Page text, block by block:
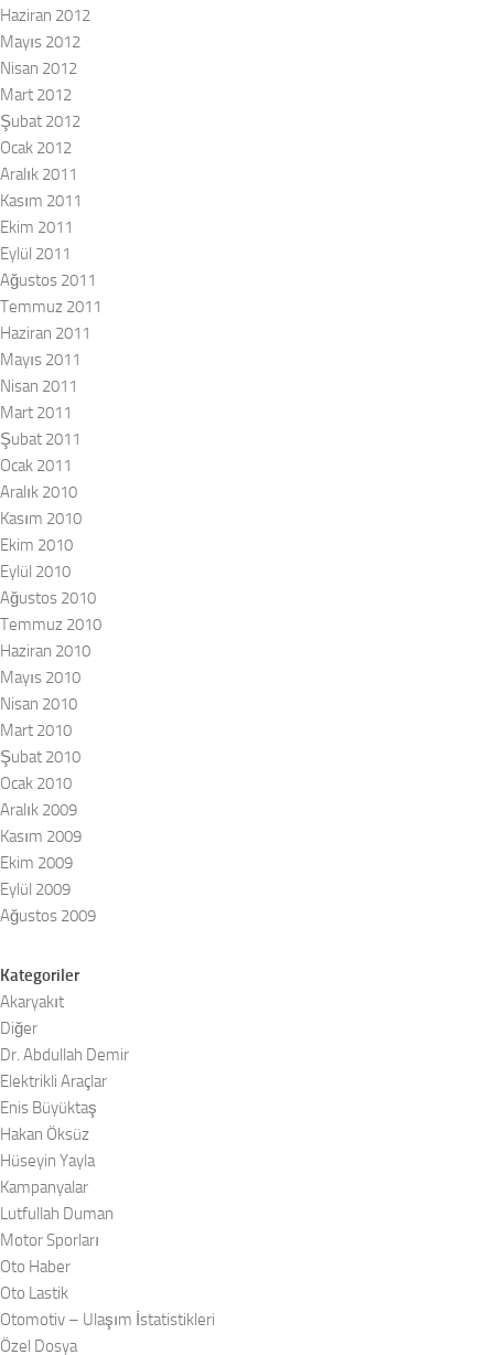
Haziran 2012
Mayıs 2012
Nisan 2012
Mart 2012
Şubat 2012
Ocak 2012
Aralık 2011
Kasım 2011
Ekim 2011
Eylül 2011
Ağustos 2011
Temmuz 2011
Haziran 2011
Mayıs 2011
Nisan 2011
Mart 2011
Şubat 2011
Ocak 2011
Aralık 2010
Kasım 2010
Ekim 2010
Eylül 2010
Ağustos 2010
Temmuz 2010
Haziran 2010
Mayıs 2010
Nisan 2010
Mart 2010
Şubat 2010
Ocak 2010
Aralık 2009
Kasım 2009
Ekim 2009
Eylül 2009
Ağustos 2009
Kategoriler
Akaryakıt
Diğer
Dr. Abdullah Demir
Elektrikli Araçlar
Enis Büyüktaş
Hakan Öksüz
Hüseyin Yayla
Kampanyalar
Lutfullah Duman
Motor Sporları
Oto Haber
Oto Lastik
Otomotiv – Ulaşım İstatistikleri
Özel Dosya